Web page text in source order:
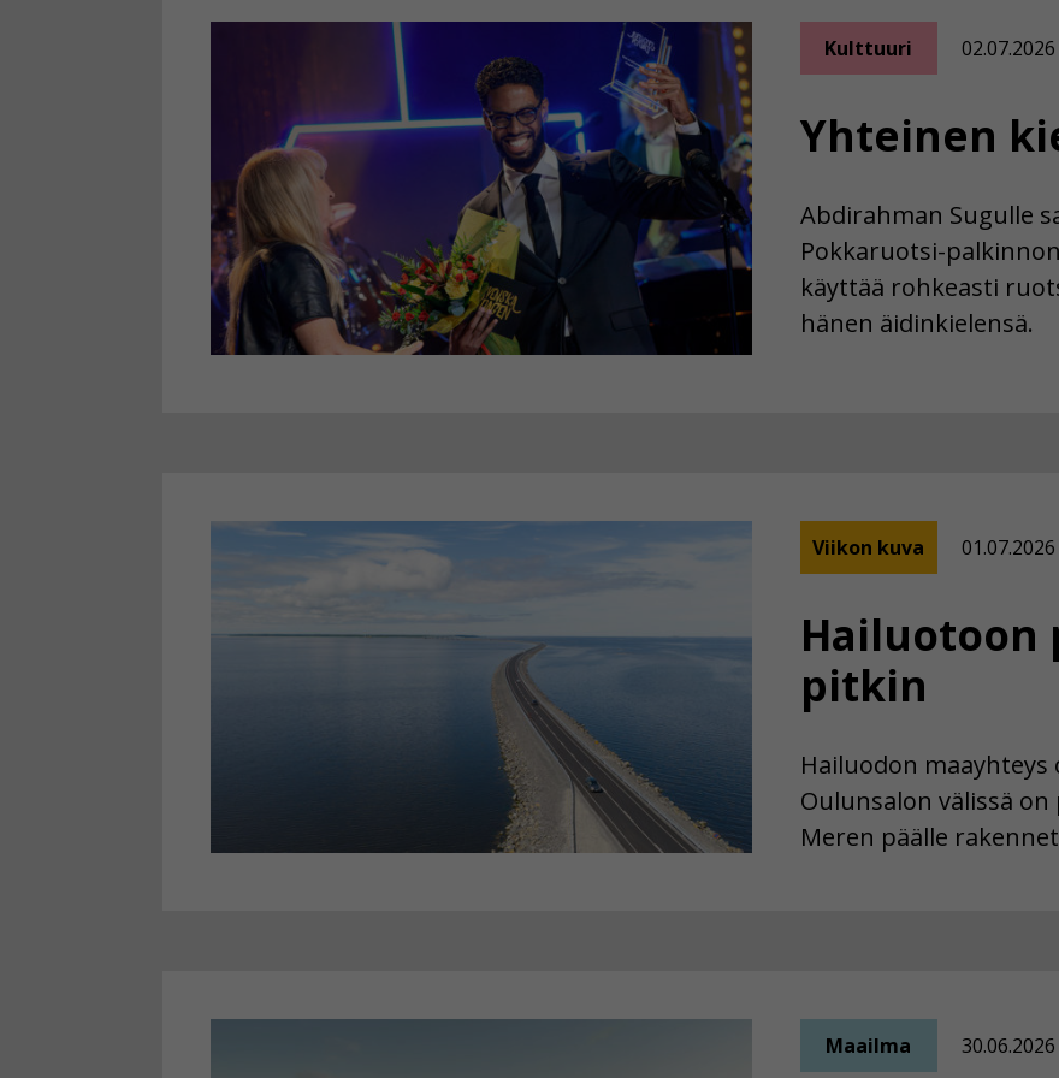
Yhteinen
Kulttuuri 02.07.2026
Abdirahman Sugulle
Pokkaruotsi-
käyttää rohkeasti
hänen äidinkielensä.
Hailuotoon
pitkin
Viikon kuva 01.07.2026
Hailuodon maayhteys
Oulunsalon välissä
Meren päälle
Maailma 30.06.2026